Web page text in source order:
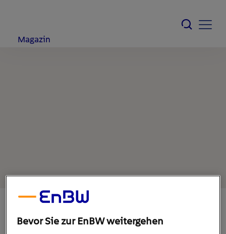
Magazin
10. Januar 2023 1min
Bevor Sie zur EnBW weitergehen